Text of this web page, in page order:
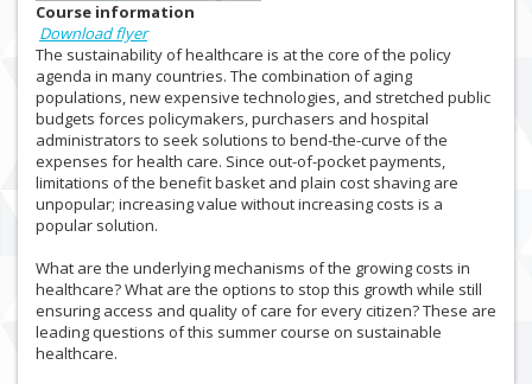
Course information
Download flyer
The sustainability of healthcare is at the core of the policy
agenda in many countries. The combination of aging
populations, new expensive technologies, and stretched public
budgets forces policymakers, purchasers and hospital
administrators to seek solutions to bend-the-curve of the
expenses for health care. Since out-of-pocket payments,
limitations of the benefit basket and plain cost shaving are
unpopular; increasing value without increasing costs is a
popular solution.
What are the underlying mechanisms of the growing costs in
healthcare? What are the options to stop this growth while still
ensuring access and quality of care for every citizen? These are
leading questions of this summer course on sustainable
healthcare.